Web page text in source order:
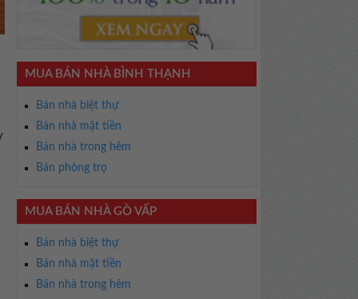
MUA BÁN NHÀ BÌNH THẠNH
Bán nhà biệt thự
Bán nhà mặt tiền
Bán nhà trong hẻm
Bán phòng trọ
MUA BÁN NHÀ GÒ VẤP
Bán nhà biệt thự
Bán nhà mặt tiền
Bán nhà trong hẻm